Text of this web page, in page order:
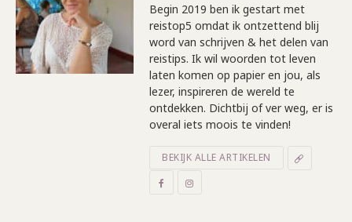
Begin 2019 ben ik gestart met
reistop5 omdat ik ontzettend blij
word van schrijven & het delen van
reistips. Ik wil woorden tot leven
laten komen op papier en jou, als
lezer, inspireren de wereld te
ontdekken. Dichtbij of ver weg, er is
overal iets moois te vinden!
BEKIJK ALLE ARTIKELEN